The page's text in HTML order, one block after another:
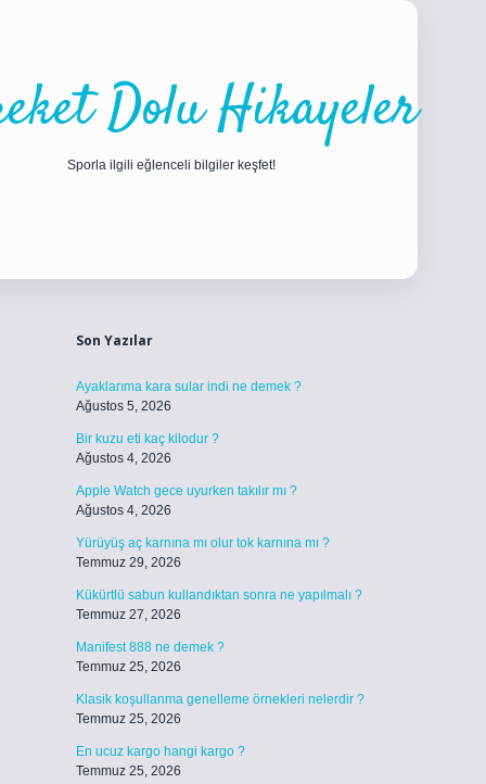
Dolu Hikayeler
Sporla ilgili eğlenceli bilgiler keşfet!
Son Yazılar
Ayaklarıma kara sular indi ne demek ?
Ağustos 5, 2026
Bir kuzu eti kaç kilodur ?
Ağustos 4, 2026
Apple Watch gece uyurken takılır mı ?
Ağustos 4, 2026
Yürüyüş aç karnına mı olur tok karnına mı ?
Temmuz 29, 2026
Kükürtlü sabun kullandıktan sonra ne yapılmalı ?
Temmuz 27, 2026
Manifest 888 ne demek ?
Temmuz 25, 2026
Klasik koşullanma genelleme örnekleri nelerdir ?
Temmuz 25, 2026
En ucuz kargo hangi kargo ?
Temmuz 25, 2026